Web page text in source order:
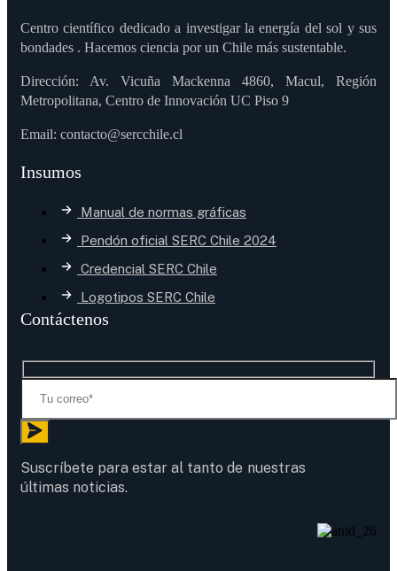
Centro científico dedicado a investigar la energía del sol y sus
bondades . Hacemos ciencia por un Chile más sustentable.
Dirección: Av. Vicuña Mackenna 4860, Macul, Región
Metropolitana, Centro de Innovación UC Piso 9
Email: contacto@sercchile.cl
Insumos
Manual de normas gráficas
Pendón oficial SERC Chile 2024
Credencial SERC Chile
Logotipos SERC Chile
Contáctenos
Suscríbete para estar al tanto de nuestras
últimas noticias.